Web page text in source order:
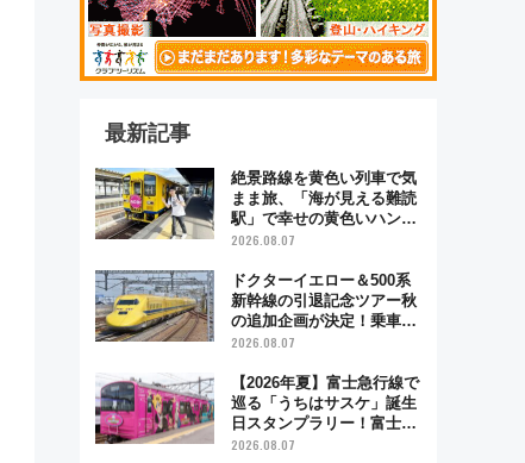
最新記事
絶景路線を黄色い列車で気
まま旅、「海が見える難読
駅」で幸せの黄色いハンカ
チに願いを 「新・鉄道ひ
「島原鉄道」
2026.08.07
ドクターイエロー＆500系
新幹線の引退記念ツアー秋
の追加企画が決定！乗車体
験やグッズ・ホテル情報ま
2026.08.07
【2026年夏】富士急行線で
巡る「うちはサスケ」誕生
日スタンプラリー！富士急
ハイランド限定グルメ＆グ
2026.08.07